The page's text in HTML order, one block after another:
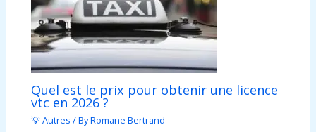
Quel est le prix pour obtenir une licence
vtc en 2026 ?
💡 Autres / ByRomane Bertrand